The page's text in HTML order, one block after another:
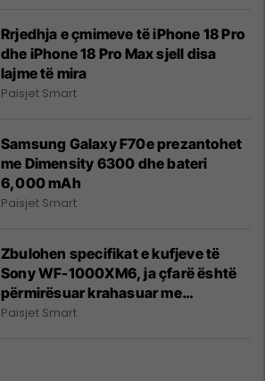
Rrjedhja e çmimeve të iPhone 18 Pro
dhe iPhone 18 Pro Max sjell disa
lajme të mira
Paisjet Smart
Samsung Galaxy F70e prezantohet
me Dimensity 6300 dhe bateri
6,000 mAh
Paisjet Smart
Zbulohen specifikat e kufjeve të
Sony WF-1000XM6, ja çfarë është
përmirësuar krahasuar me
gjeneratën e mëparshme
Paisjet Smart